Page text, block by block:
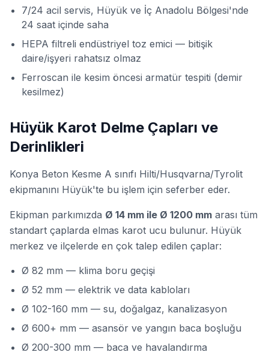
7/24 acil servis, Hüyük ve İç Anadolu Bölgesi'nde
24 saat içinde saha
HEPA filtreli endüstriyel toz emici — bitişik
daire/işyeri rahatsız olmaz
Ferroscan ile kesim öncesi armatür tespiti (demir
kesilmez)
Hüyük Karot Delme Çapları ve
Derinlikleri
Konya Beton Kesme A sınıfı Hilti/Husqvarna/Tyrolit
ekipmanını Hüyük'te bu işlem için seferber eder.
Ekipman parkımızda Ø 14 mm ile Ø 1200 mm arası tüm
standart çaplarda elmas karot ucu bulunur. Hüyük
merkez ve ilçelerde en çok talep edilen çaplar:
Ø 82 mm — klima boru geçişi
Ø 52 mm — elektrik ve data kabloları
Ø 102-160 mm — su, doğalgaz, kanalizasyon
Ø 600+ mm — asansör ve yangın baca boşluğu
Ø 200-300 mm — baca ve havalandırma